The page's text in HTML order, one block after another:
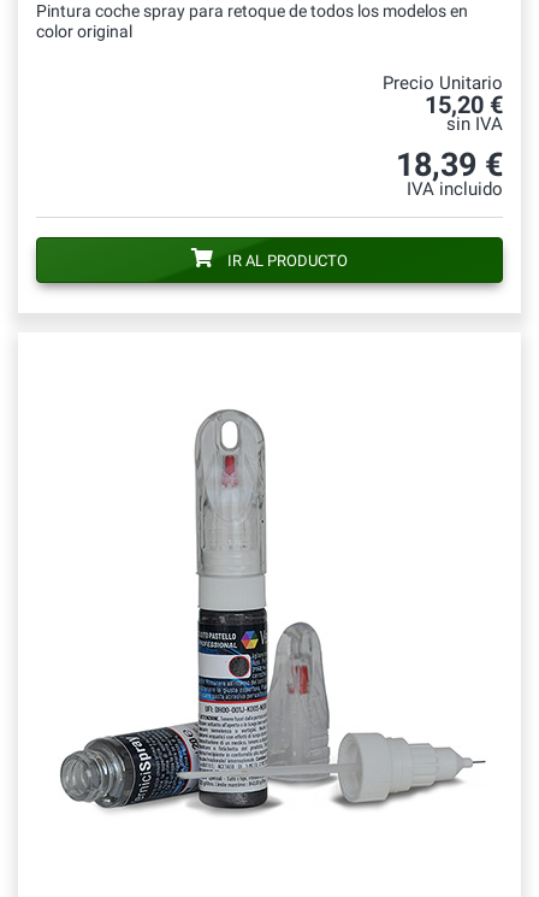
Pintura coche spray para retoque de todos los modelos en
color original
Precio Unitario
15,20 €
sin IVA
18,39 €
IVA incluido
IR AL PRODUCTO